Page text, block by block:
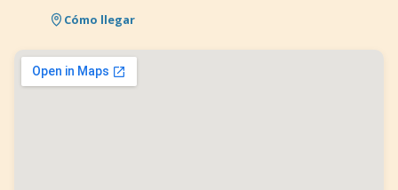
Cómo llegar